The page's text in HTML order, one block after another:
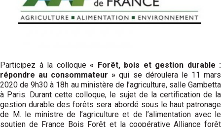
Participez à la colloque « Forêt, bois et gestion durable :
répondre au consommateur »qui se déroulera le 11 mars
2020 de 9h30 à 18h au ministère de l’agriculture, salle Gambetta
à Paris. Durant cette colloque, le sujet de la certification de la
gestion durable des forêts sera abordé sous le haut patronage
de M. le ministre de l’agriculture et de l’alimentation avec le
soutien de France Bois Forêt et la coopérative Alliance forêt